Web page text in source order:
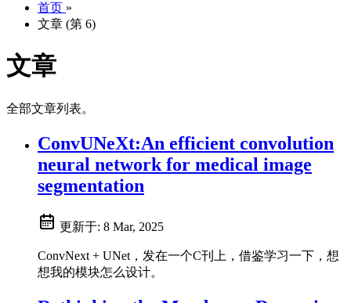
首页 »
文章 (第 6)
文章
全部文章列表。
ConvUNeXt:An efficient convolution
neural network for medical image
segmentation
更新于: 8 Mar, 2025
ConvNext + UNet，发在一个C刊上，借鉴学习一下，想
想我的模块怎么设计。